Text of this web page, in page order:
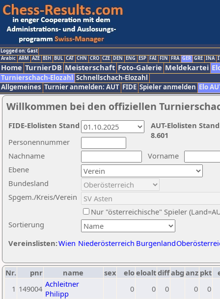
Logged on: Gast
Arabic ARM AZE BIH BUL CAT CHN CRO CZE DEN ENG ESP FAI FIN FRA GER GRE INA
Home TurnierDB Meisterschaft Foto-Galerie Meldekartei
Turnierschach-Elozahl Schnellschach-Elozahl
Allgemeines Turnier anmelden: AUT FIDE Spieler anmelden Elo
Willkommen bei den offiziellen
Nachname
Vorname
Ebene
Sortierung
Personennummer
Bundesland
Spgem./Kreis/Verein
Nur "österreichische" Spieler
Vereinslisten:Wien Niederösterreich Burgenland
AUT-Elolisten
8.601
FIDE-Elolisten Stand
Nr. pnr name sex eloeloaltdiffabg anz pkt
1 149004 Achleitner
Philipp
0 0 0 0 0